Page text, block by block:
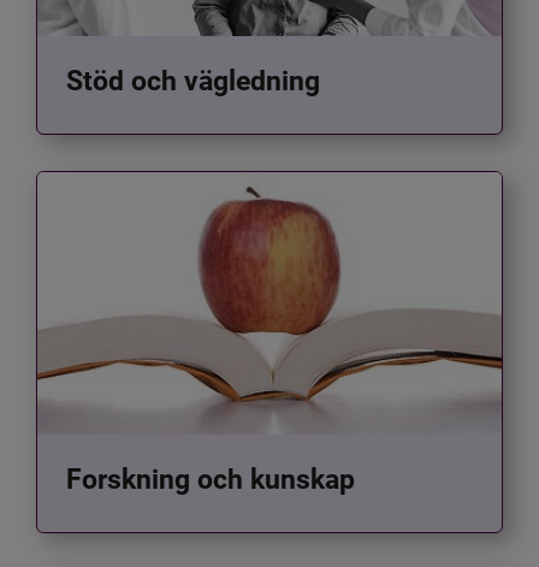
Stöd och vägledning
Forskning och kunskap